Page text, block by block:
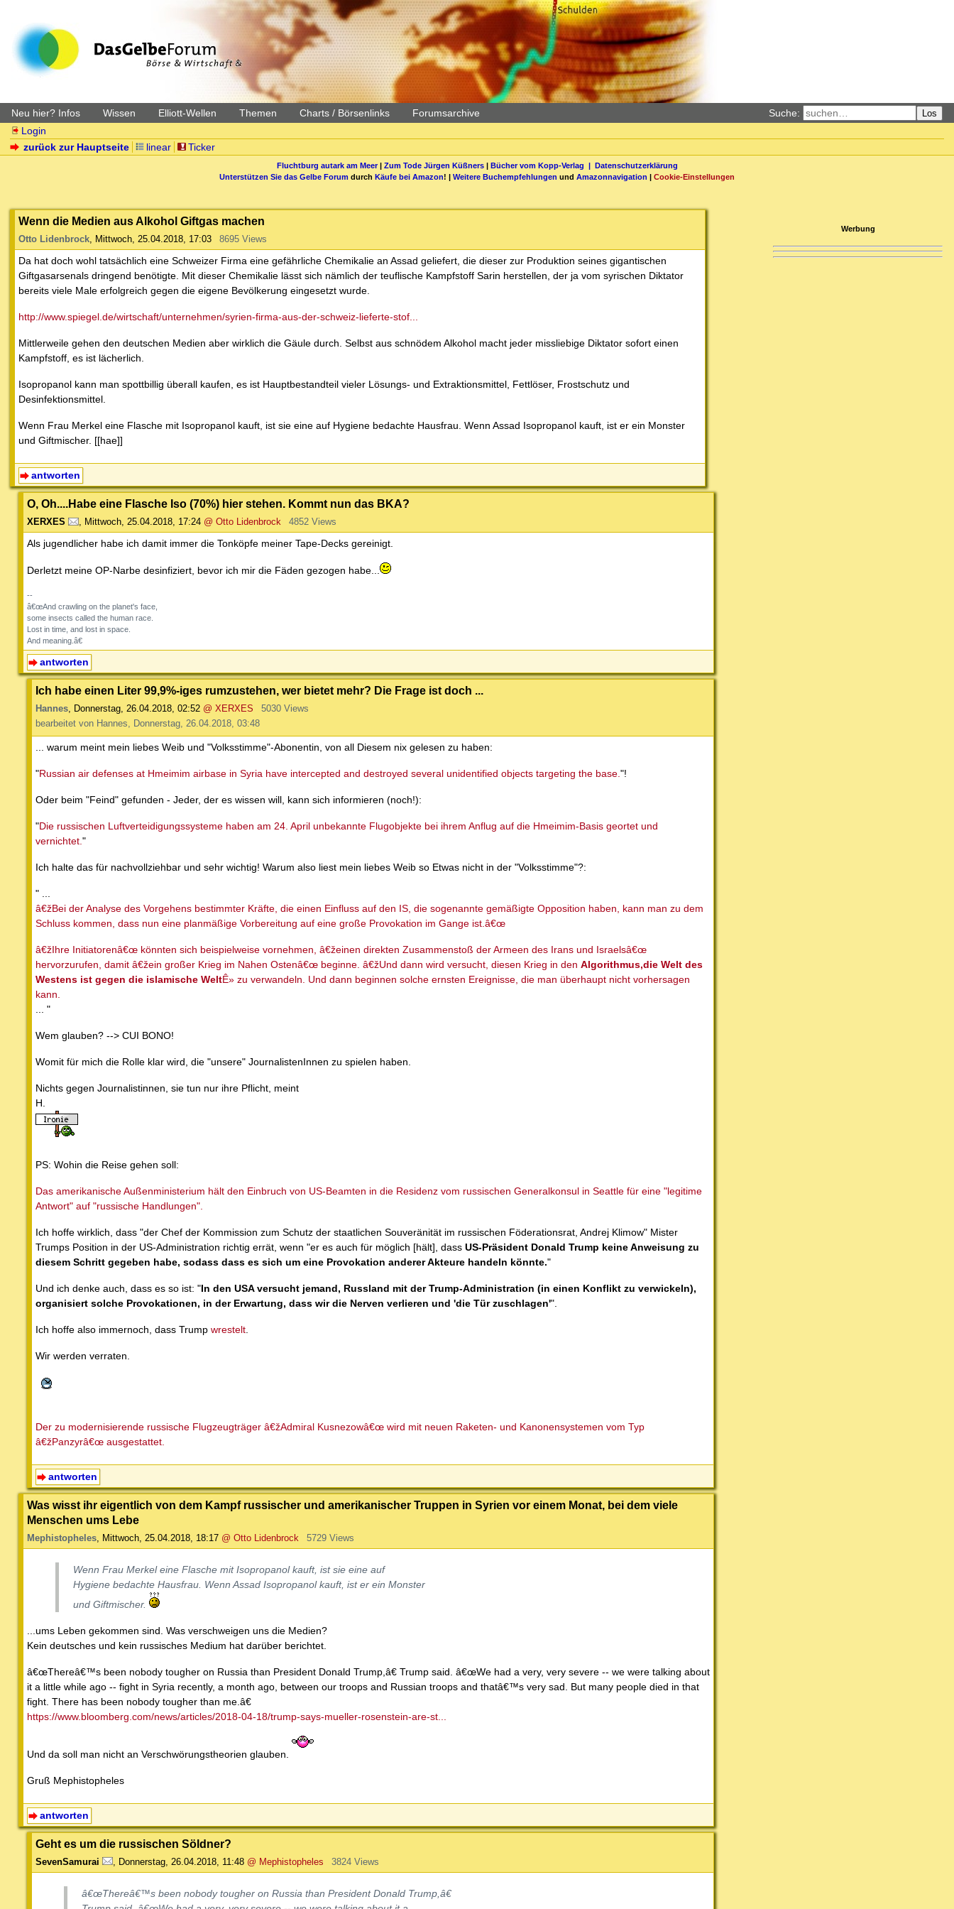
Neu hier? Infos Wissen Elliott-Wellen Themen Charts / Börsenlinks Forumsarchive Suche: Los
Login
zurück zur Hauptseite
linear Ticker
Fluchtburg autark am Meer| Zum Tode Jürgen Küßners| Bücher vom Kopp-Verlag | Datenschutzerklärung
Unterstützen Sie das Gelbe Forum durch Käufe bei Amazon! | Weitere Buchempfehlungen und Amazonnavigation | Cookie-Einstellungen
Wenn die Medien aus Alkohol Giftgas machen
Otto Lidenbrock, Mittwoch, 25.04.2018, 17:03 8695 Views
Da hat doch wohl tatsächlich eine Schweizer Firma eine gefährliche Chemikalie an Assad geliefert, die dieser zur Produktion seines gigantischen
Giftgasarsenals dringend benötigte. Mit dieser Chemikalie lässt sich nämlich der teuflische Kampfstoff Sarin herstellen, der ja vom syrischen Diktator
bereits viele Male erfolgreich gegen die eigene Bevölkerung eingesetzt wurde.
http://www.spiegel.de/wirtschaft/unternehmen/syrien-firma-aus-der-schweiz-lieferte-stof...
Mittlerweile gehen den deutschen Medien aber wirklich die Gäule durch. Selbst aus schnödem Alkohol macht jeder missliebige Diktator sofort einen
Kampfstoff, es ist lächerlich.
Isopropanol kann man spottbillig überall kaufen, es ist Hauptbestandteil vieler Lösungs- und Extraktionsmittel, Fettlöser, Frostschutz und
Desinfektionsmittel.
Wenn Frau Merkel eine Flasche mit Isopropanol kauft, ist sie eine auf Hygiene bedachte Hausfrau. Wenn Assad Isopropanol kauft, ist er ein Monster
und Giftmischer. [[hae]]
antworten
O, Oh....Habe eine Flasche Iso (70%) hier stehen. Kommt nun das BKA?
XERXES , Mittwoch, 25.04.2018, 17:24 @ Otto Lidenbrock 4852 Views
Als jugendlicher habe ich damit immer die Tonköpfe meiner Tape-Decks gereinigt.
Derletzt meine OP-Narbe desinfiziert, bevor ich mir die Fäden gezogen habe...
--
â€œAnd crawling on the planet's face,
some insects called the human race.
Lost in time, and lost in space.
And meaning.â€
antworten
Ich habe einen Liter 99,9%-iges rumzustehen, wer bietet mehr? Die Frage ist doch ...
Hannes, Donnerstag, 26.04.2018, 02:52 @ XERXES
5030 Views
bearbeitet von Hannes, Donnerstag, 26.04.2018, 03:48
... warum meint mein liebes Weib und "Volksstimme"-Abonentin, von all Diesem nix gelesen zu haben:
"Russian air defenses at Hmeimim airbase in Syria have intercepted and destroyed several unidentified objects targeting the base. "!
Oder beim "Feind" gefunden - Jeder, der es wissen will, kann sich informieren (noch!):
"Die russischen Luftverteidigungssysteme haben am 24. April unbekannte Flugobjekte bei ihrem Anflug auf die Hmeimim-Basis geortet und
vernichtet. "
Ich halte das für nachvollziehbar und sehr wichtig! Warum also liest mein liebes Weib so Etwas nicht in der "Volksstimme"?:
" ...
â€žBei der Analyse des Vorgehens bestimmter Kräfte, die einen Einfluss auf den IS, die sogenannte gemäßigte Opposition haben, kann man zu dem
Schluss kommen, dass nun eine planmäßige Vorbereitung auf eine große Provokation im Gange ist.â€œ
â€žIhre Initiatorenâ€œ könnten sich beispielweise vornehmen, â€žeinen direkten Zusammenstoß der Armeen des Irans und Israelsâ€œ
hervorzurufen, damit â€žein großer Krieg im Nahen Ostenâ€œ beginne. â€žUnd dann wird versucht, diesen Krieg in den Algorithmus,die Welt des
Westens ist gegen die islamische WeltÊ» zu verwandeln. Und dann beginnen solche ernsten Ereignisse, die man überhaupt nicht vorhersagen
kann.
... "
Wem glauben? --> CUI BONO!
Womit für mich die Rolle klar wird, die "unsere" JournalistenInnen zu spielen haben.
Nichts gegen Journalistinnen, sie tun nur ihre Pflicht, meint
H.
PS: Wohin die Reise gehen soll:
Das amerikanische Außenministerium hält den Einbruch von US-Beamten in die Residenz vom russischen Generalkonsul in Seattle für eine "legitime
Antwort" auf "russische Handlungen".
Ich hoffe wirklich, dass "der Chef der Kommission zum Schutz der staatlichen Souveränität im russischen Föderationsrat, Andrej Klimow" Mister
Trumps Position in der US-Administration richtig errät, wenn "er es auch für möglich [hält], dass US-Präsident Donald Trump keine Anweisung zu
diesem Schritt gegeben habe, sodass dass es sich um eine Provokation anderer Akteure handeln könnte."
Und ich denke auch, dass es so ist: "In den USA versucht jemand, Russland mit der Trump-Administration (in einen Konflikt zu verwickeln),
organisiert solche Provokationen, in der Erwartung, dass wir die Nerven verlieren und 'die Tür zuschlagen'".
Ich hoffe also immernoch, dass Trump wrestelt
Wir werden verraten.
Der zu modernisierende russische Flugzeugträger â€žAdmiral Kusnezowâ€œ wird mit neuen Raketen- und Kanonensystemen vom Typ
â€žPanzyrâ€œ ausgestattet.
antworten
Was wisst ihr eigentlich von dem Kampf russischer und amerikanischer Truppen in Syrien vor einem Monat, bei dem viele
Menschen ums Lebe
Mephistopheles Mittwoch, 25.04.2018, 18:17 @ Otto Lidenbrock 5729 Views
Wenn Frau Merkel eine Flasche mit Isopropanol kauft, ist sie eine auf
Hygiene bedachte Hausfrau. Wenn Assad Isopropanol kauft, ist er ein Monster
und Giftmischer.
...ums Leben gekommen sind. Was verschweigen uns die Medien?
Kein deutsches und kein russisches Medium hat darüber berichtet.
â€œThereâ€™s been nobody tougher on Russia than President Donald Trump,â€ Trump said. â€œWe had a very, very severe -- we were talking about
it a little while ago -- fight in Syria recently, a month ago, between our troops and Russian troops and thatâ€™s very sad. But many people died in that
fight. There has been nobody tougher than me.â€
https://www.bloomberg.com/news/articles/2018-04-18/trump-says-mueller-rosenstein-are-st...
Und da soll man nicht an Verschwörungstheorien glauben.
Gruß Mephistopheles
antworten
Geht es um die russischen Söldner?
SevenSamurai Donnerstag, 26.04.2018, 11:48 @ Mephistopheles 3824 Views
â€œThereâ€™s been nobody tougher on Russia than President Donald Trump,â€
Werbung